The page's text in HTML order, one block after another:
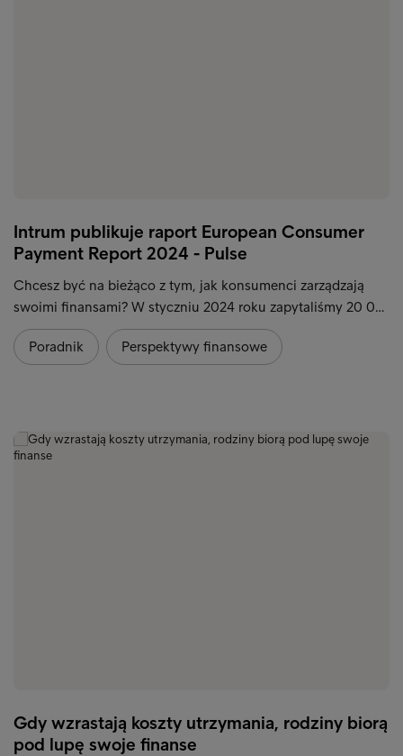
Intrum publikuje raport European Consumer
Payment Report 2024 - Pulse
Chcesz być na bieżąco z tym, jak konsumenci zarządzają
swoimi finansami? W styczniu 2024 roku zapytaliśmy 20 0…
Poradnik Perspektywy finansowe
Gdy wzrastają koszty utrzymania, rodziny biorą
pod lupę swoje finanse